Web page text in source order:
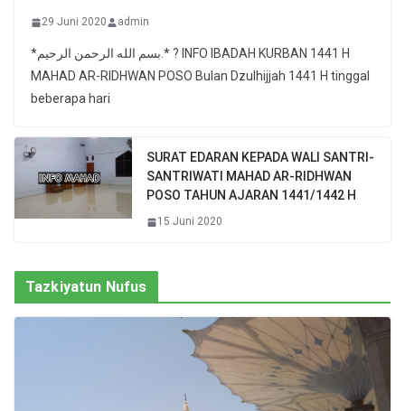
29 Juni 2020 admin
*بسم الله الرحمن الرحيم.* ? INFO IBADAH KURBAN 1441 H
MAHAD AR-RIDHWAN POSO Bulan Dzulhijjah 1441 H tinggal
beberapa hari
SURAT EDARAN KEPADA WALI SANTRI-
SANTRIWATI MAHAD AR-RIDHWAN
POSO TAHUN AJARAN 1441/1442 H
15 Juni 2020
Tazkiyatun Nufus